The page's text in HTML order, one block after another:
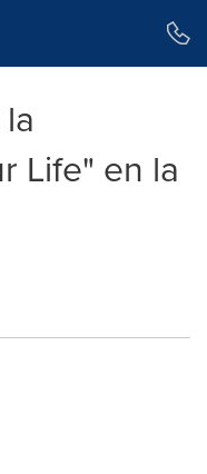
Life" en la